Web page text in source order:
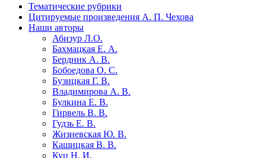
Тематические рубрики
Цитируемые произведения А. П. Чехова
Наши авторы
Абизур Л.О.
Бахмацкая Е. А.
Бердник А. В.
Бобоедова О. С.
Бузицкая Г. В.
Владимирова А. В.
Булкина Е. В.
Гирвель В. В.
Гудзь Е. В.
Жизневская Ю. В.
Кашицкая В. В.
Куц Н. И.